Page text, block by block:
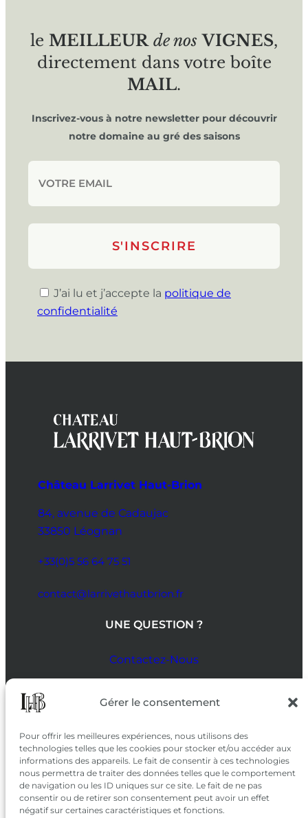
Gérer le consentement
Pour offrir les meilleures expériences, nous utilisons des
technologies telles que les cookies pour stocker et/ou accéder aux
informations des appareils. Le fait de consentir à ces technologies
nous permettra de traiter des données telles que le comportement
de navigation ou les ID uniques sur ce site. Le fait de ne pas
consentir ou de retirer son consentement peut avoir un effet
négatif sur certaines caractéristiques et fonctions.
le MEILLEUR de nos VIGNES,
directement dans votre boîte
MAIL.
Inscrivez-vous à notre newsletter pour découvrir
notre domaine au gré des saisons
J’ai lu et j’accepte la politique de
confidentialité
Château Larrivet Haut-Brion
84, avenue de Cadaujac
33850 Léognan
+33(0)5 56 64 75 51
contact@larrivethautbrion.fr
UNE QUESTION ?
Contactez-Nous
SUIVEZ-NOUS
SUR LES RÉSEAUX